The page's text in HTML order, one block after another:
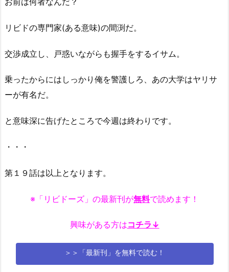
リビドの専門家(ある意味)の間渕だ。
交渉成立し、戸惑いながらも握手をするイサム。
乗ったからにはしっかり俺を警護しろ、あの大学はヤリサ
ーが有名だ。
と意味深に告げたところで今週は終わりです。
・・・
第１９話は以上となります。
※「リビドーズ」の最新刊が無料で読めます！
興味がある方はコチラ↓
＞＞「最新刊」を無料で読む！